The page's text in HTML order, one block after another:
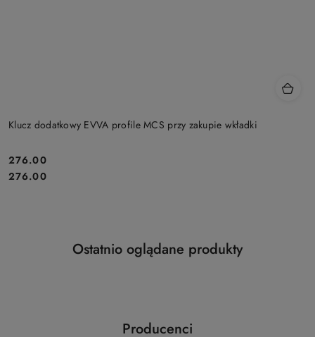
Klucz dodatkowy EVVA profile MCS przy zakupie wkładki
Cena:
276.00
Cena:
276.00
Pomiń karuzelę produktów
Produkty
Ostatnio oglądane produkty
Producenci